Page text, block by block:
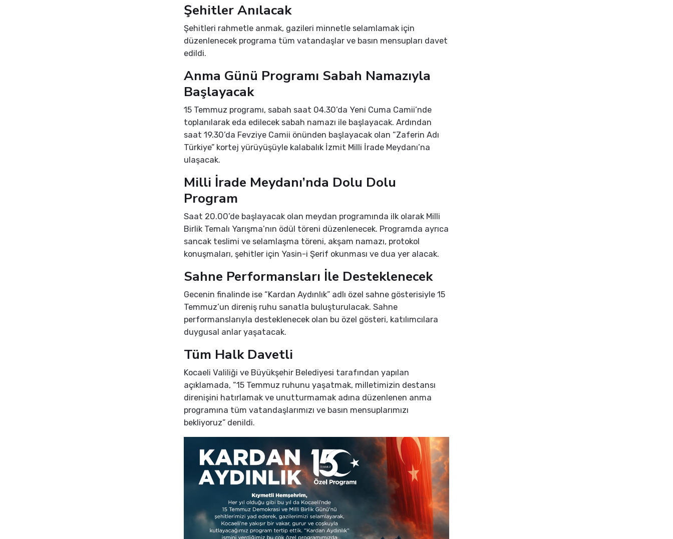
Şehitler Anılacak
Şehitleri rahmetle anmak, gazileri minnetle selamlamak için
düzenlenecek programa tüm vatandaşlar ve basın mensupları davet
edildi.
Anma Günü Programı Sabah Namazıyla
Başlayacak
15 Temmuz programı, sabah saat 04.30’da Yeni Cuma Camii’nde
toplanılarak eda edilecek sabah namazı ile başlayacak. Ardından
saat 19.30’da Fevziye Camii önünden başlayacak olan “Zaferin Adı
Türkiye” kortej yürüyüşüyle kalabalık İzmit Milli İrade Meydanı’na
ulaşacak.
Milli İrade Meydanı’nda Dolu Dolu
Program
Saat 20.00’de başlayacak olan meydan programında ilk olarak Milli
Birlik Temalı Yarışma’nın ödül töreni düzenlenecek. Programda ayrıca
sancak teslimi ve selamlaşma töreni, akşam namazı, protokol
konuşmaları, şehitler için Yasin-i Şerif okunması ve dua yer alacak.
Sahne Performansları İle Desteklenecek
Gecenin finalinde ise “Kardan Aydınlık” adlı özel sahne gösterisiyle 15
Temmuz’un direniş ruhu sanatla buluşturulacak. Sahne
performanslarıyla desteklenecek olan bu özel gösteri, katılımcılara
duygusal anlar yaşatacak.
Tüm Halk Davetli
Kocaeli Valiliği ve Büyükşehir Belediyesi tarafından yapılan
açıklamada, “15 Temmuz ruhunu yaşatmak, milletimizin destansı
direnişini hatırlamak ve unutturmamak adına düzenlenen anma
programına tüm vatandaşlarımızı ve basın mensuplarımızı
bekliyoruz” denildi.